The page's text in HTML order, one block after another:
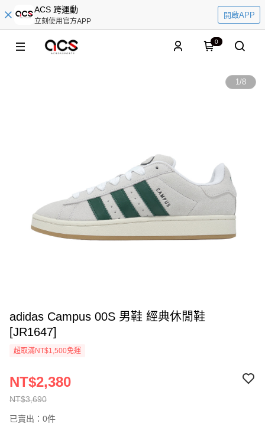
ACS 跨運動
立刻使用官方APP
開啟APP
0
1/8
adidas Campus 00S 男鞋 經典休閒鞋
[JR1647]
超取滿NT$1,500免運
NT$3,690
NT$2,380
已賣出：0件